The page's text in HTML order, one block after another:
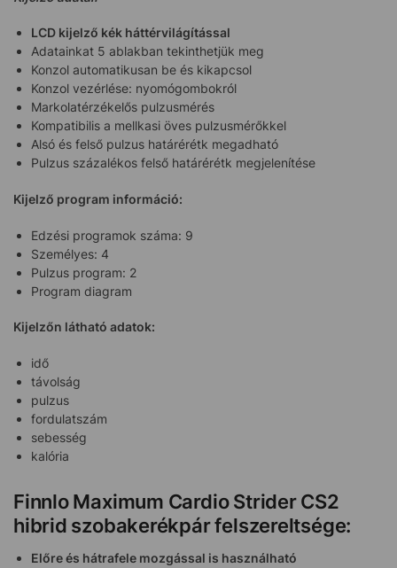
LCD kijelző kék háttérvilágítással
Adatainkat 5 ablakban tekinthetjük meg
Konzol automatikusan be és kikapcsol
Konzol vezérlése: nyomógombokról
Markolatérzékelős pulzusmérés
Kompatibilis a mellkasi öves pulzusmérőkkel
Alsó és felső pulzus határérétk megadható
Pulzus százalékos felső határérétk megjelenítése
Kijelző program információ:
Edzési programok száma: 9
Személyes: 4
Pulzus program: 2
Program diagram
Kijelzőn látható adatok:
idő
távolság
pulzus
fordulatszám
sebesség
kalória
Finnlo Maximum Cardio Strider CS2
hibrid szobakerékpár felszereltsége:
Előre és hátrafele mozgással is használható